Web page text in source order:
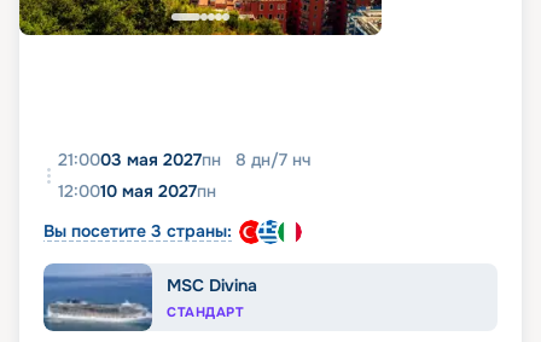
21:0003 мая 2027пн 8 дн/7 нч
12:0010 мая 2027пн
Вы посетите 3 страны:
MSC Divina
СТАНДАРТ